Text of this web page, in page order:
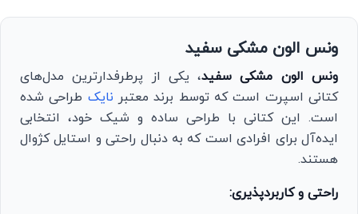
ونس الون مشکی سفید
ونس الون مشکی سفید، یکی از پرطرفدارترین مدل‌های
کتانی اسپرت است که توسط برند معتبر نایک طراحی شده
است. این کتانی با طراحی ساده و شیک خود، انتخابی
ایده‌آل برای افرادی است که به دنبال راحتی و استایل کژوال
هستند.
راحتی و کاربردپذیری: